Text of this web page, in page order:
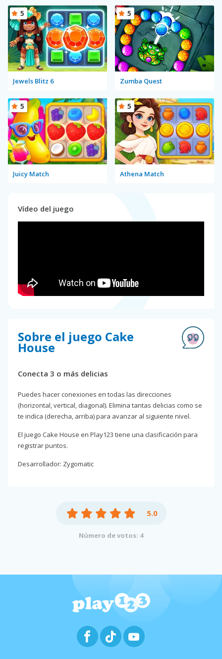
Jewels Blitz 6
5
Zumba Quest
5
Juicy Match
5
Athena Match
5
Vídeo del juego
Sobre el juego Cake
House
Conecta 3 o más delicias
Puedes hacer conexiones en todas las direcciones
(horizontal, vertical, diagonal). Elimina tantas delicias como se
te indica (derecha, arriba) para avanzar al siguiente nivel.
El juego Cake House en Play123 tiene una clasificación para
registrar puntos.
Desarrollador: Zygomatic
5.0
Número de votos: 4